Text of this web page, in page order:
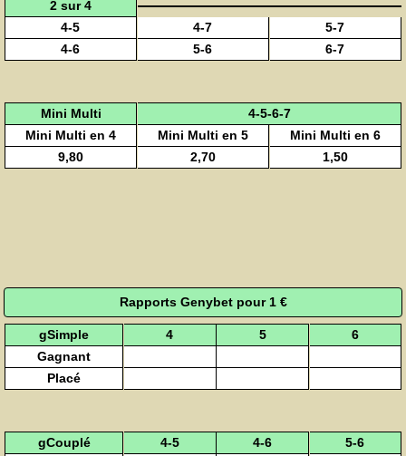
2 sur 4
4-5
4-7
5-7
4-6
5-6 6-7
Mini Multi
4-5-6-7
Mini Multi en 4
Mini Multi en 5
Mini Multi en 6
9,80
2,70 1,50
Rapports Genybet pour 1 €
gSimple 4 5
6
Gagnant
Placé
gCouplé 4-5 4-6
5-6